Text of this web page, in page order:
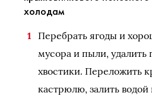
холодам
Перебрать ягоды и
мусора и пыли, удалить
хвостики. Переложить
кастрюлю, залить водой